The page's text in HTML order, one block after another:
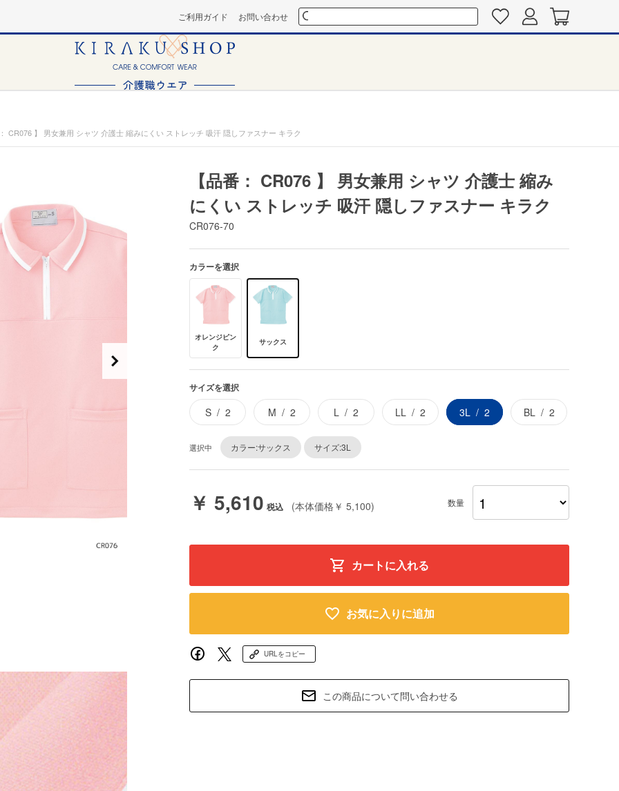
ご利用ガイド お問い合わせ
CR076 】 男女兼用 シャツ 介護士 縮みにくい ストレッチ 吸汗 隠しファスナー キラク
【品番： CR076 】 男女兼用 シャツ 介護士 縮み
にくい ストレッチ 吸汗 隠しファスナー キラク
CR076-70
カラーを選択
オレンジピン
ク
サックス
サイズを選択
S 2 M 2 L 2 LL 2 3L 2 BL 2
選択中 カラー:サックス サイズ:3L
￥ 5,610 (本体価格￥ 5,100) 数量
カートに入れる
お気に入りに追加
URLをコピー
この商品について問い合わせる